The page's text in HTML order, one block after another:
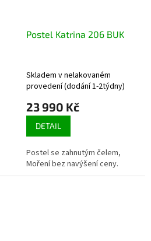
Postel Katrina 206 BUK
Skladem v nelakovaném
provedení (dodání 1-2týdny)
23 990 Kč
DETAIL
Postel se zahnutým čelem,
Moření bez navýšení ceny.